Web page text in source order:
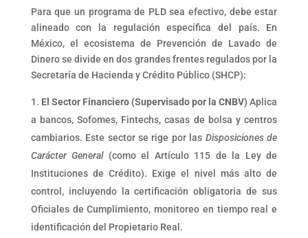
Para que un programa de PLD sea efectivo, debe estar
alineado con la regulación específica del país. En
México, el ecosistema de Prevención de Lavado de
Dinero se divide en dos grandes frentes regulados por la
Secretaría de Hacienda y Crédito Público (SHCP):
El Sector Financiero (Supervisado por la CNBV) Aplica
a bancos, Sofomes, Fintechs, casas de bolsa y centros
cambiarios. Este sector se rige por las Disposiciones de
Carácter General(como el Artículo 115 de la Ley de
Instituciones de Crédito). Exige el nivel más alto de
control, incluyendo la certificación obligatoria de sus
Oficiales de Cumplimiento, monitoreo en tiempo real e
identificación del Propietario Real.